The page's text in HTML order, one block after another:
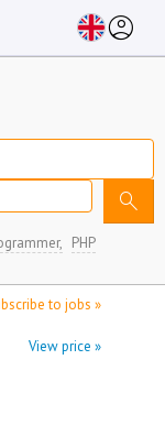
account_circle
search
PHP
to jobs »
View price »